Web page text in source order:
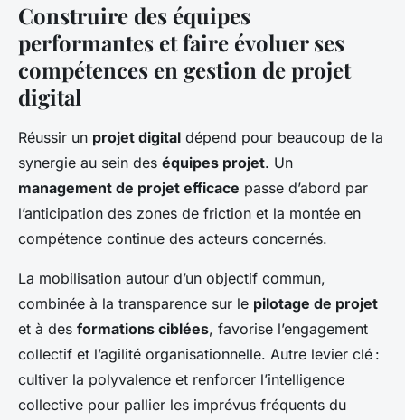
Construire des équipes
performantes et faire évoluer ses
compétences en gestion de projet
digital
Réussir un projet digital dépend pour beaucoup de la
synergie au sein des équipes projet. Un
management de projet efficace passe d’abord par
l’anticipation des zones de friction et la montée en
compétence continue des acteurs concernés.
La mobilisation autour d’un objectif commun,
combinée à la transparence sur le pilotage de projet
et à des formations ciblées, favorise l’engagement
collectif et l’agilité organisationnelle. Autre levier clé :
cultiver la polyvalence et renforcer l’intelligence
collective pour pallier les imprévus fréquents du